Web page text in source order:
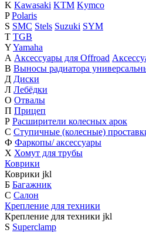
K Kawasaki KTM Kymco
P Polaris
S SMC Stels Suzuki SYM
T TGB
YYamaha
А Аксессуары для Offroad
В Выносы радиатора
Д Диски
Л Лебёдки
О Отвалы
П Прицеп
Р Расширители колесных арок
С Ступичные (колесные)
Ф Фаркопы/ аксессуары
Х Хомут для трубы
Коврики
Коврики jkl
Б Багажник
С Салон
Крепление для техники
Крепление для техники jkl
S Superclamp